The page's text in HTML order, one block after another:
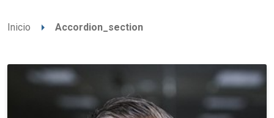
Inicio arrow_right Accordion_section